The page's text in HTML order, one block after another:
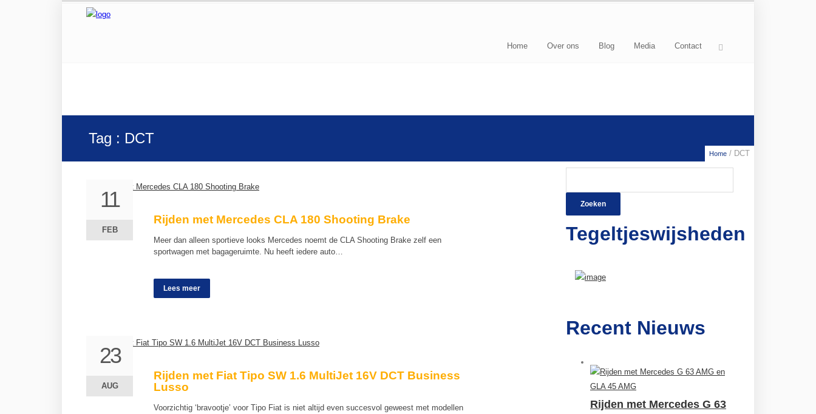
Home Over ons Blog Media Contact
Home / DCT
Tag : DCT
Rijden met Mercedes CLA 180 Shooting Brake
Meer dan alleen sportieve looks Mercedes noemt de CLA Shooting Brake zelf een
sportwagen met bagageruimte. Nu heeft iedere auto…
Lees meer
11
FEB
11
FEB
Rijden met Fiat Tipo SW 1.6 MultiJet 16V DCT Business
Lusso
Voorzichtig ‘bravootje’ voor Tipo Fiat is niet altijd even succesvol geweest met modellen
23
AUG
23
AUG
Tegeltjeswijsheden
Recent Nieuws
Rijden met Mercedes G 63